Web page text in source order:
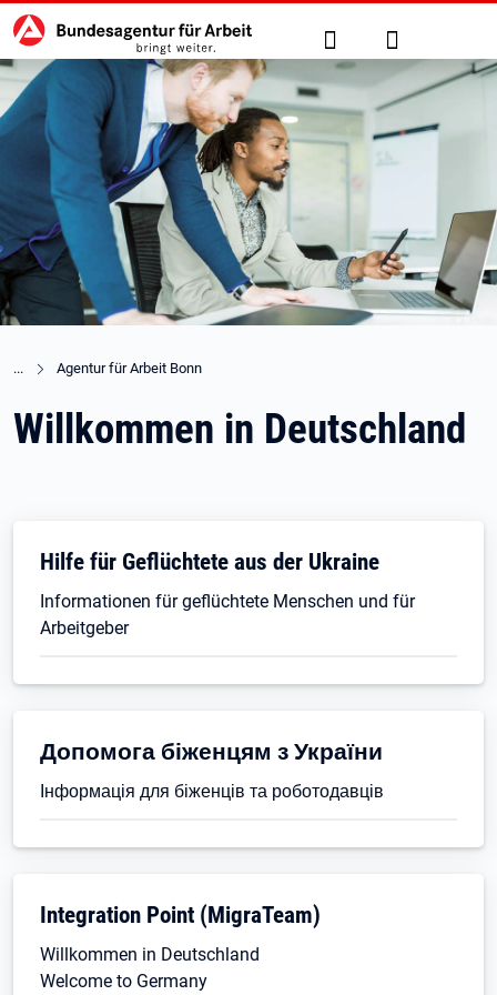
zu den Hauptinhalten springen
Hauptnavigation Suche Anmelden
Agentur für Arbeit Bonn
Willkommen in Deutschland
Hilfe für Geflüchtete aus der Ukraine
Informationen für geflüchtete Menschen und für
Arbeitgeber
Допомога біженцям з України
Інформація для біженців та роботодавців
Integration Point (MigraTeam)
Willkommen in Deutschland
Welcome to Germany